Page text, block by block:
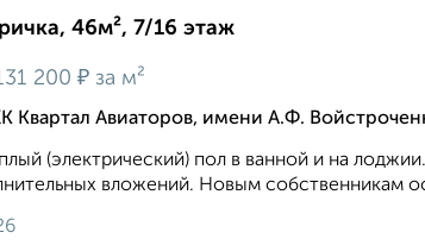
46м², 7/16 этаж
200 ₽ за м²
Квартал Авиаторов, имени А.Ф.
(электрический) пол в ванной и на
вложений. Новым собственникам